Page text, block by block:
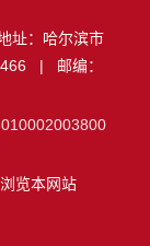
址：哈尔滨市
| 邮编：
览本网站